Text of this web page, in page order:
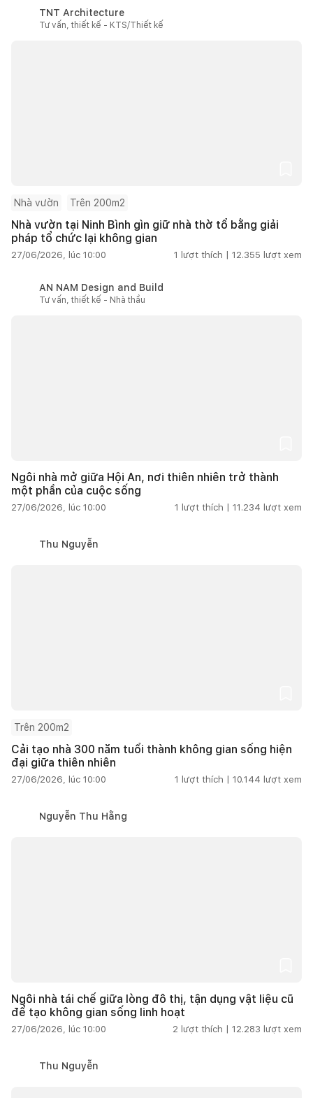
TNT Architecture
Tư vấn, thiết kế - KTS/Thiết kế
Nhà vườn Trên 200m2
Nhà vườn tại Ninh Bình gìn giữ nhà thờ tổ bằng giải
pháp tổ chức lại không gian
27/06/2026, lúc 10:00 1 lượt thích | 12.355 lượt xem
AN NAM Design and Build
Tư vấn, thiết kế - Nhà thầu
Ngôi nhà mở giữa Hội An, nơi thiên nhiên trở thành
một phần của cuộc sống
27/06/2026, lúc 10:00 1 lượt thích | 11.234 lượt xem
Thu Nguyễn
Trên 200m2
Cải tạo nhà 300 năm tuổi thành không gian sống hiện
đại giữa thiên nhiên
27/06/2026, lúc 10:00 1 lượt thích | 10.144 lượt xem
Nguyễn Thu Hằng
Ngôi nhà tái chế giữa lòng đô thị, tận dụng vật liệu cũ
để tạo không gian sống linh hoạt
27/06/2026, lúc 10:00 2 lượt thích | 12.283 lượt xem
Thu Nguyễn